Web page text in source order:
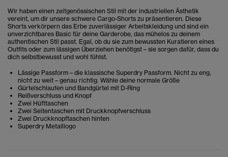
Wir haben einen zeitgenössischen Stil mit der industriellen Ästhetik
vereint, um dir unsere schwere Cargo-Shorts zu präsentieren. Diese
Shorts verkörpern das Erbe zuverlässiger Arbeitskleidung und sind ein
unverzichtbares Basic für deine Garderobe, das mühelos zu deinem
authentischen Stil passt. Egal, ob du sie zum bewussten Kuratieren eines
Outfits oder zum lässigen Überziehen benötigst – sie sorgen dafür, dass du
dich selbstbewusst und wohl fühlst.
Lässige Passform – die klassische Superdry Passform. Nicht zu eng,
nicht zu weit – genau richtig. Wähle deine normale Größe
Gürtelschlaufen und Bandgürtel mit D-Ring
Reißverschluss und Knopf
Zwei Hüfttaschen
Zwei Seitentaschen mit Druckknopfverschluss
Zwei Druckknopftaschen hinten
Superdry Metalllogo